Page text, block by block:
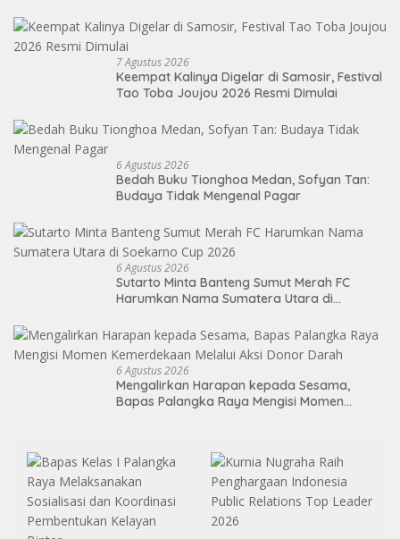
7 Agustus 2026
Keempat Kalinya Digelar di Samosir, Festival
Tao Toba Joujou 2026 Resmi Dimulai
6 Agustus 2026
Bedah Buku Tionghoa Medan, Sofyan Tan:
Budaya Tidak Mengenal Pagar
6 Agustus 2026
Sutarto Minta Banteng Sumut Merah FC
Harumkan Nama Sumatera Utara di
6 Agustus 2026
Mengalirkan Harapan kepada Sesama,
Bapas Palangka Raya Mengisi Momen